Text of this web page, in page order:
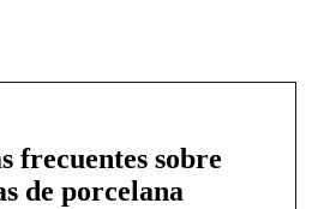
frecuentes sobre
de porcelana